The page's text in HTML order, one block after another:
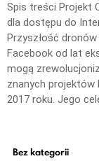
Spis treści Projekt
dla dostępu do
Przyszłość
Facebook od lat
mogą
znanych projektów
2017 roku. Jego
Bez kategorii